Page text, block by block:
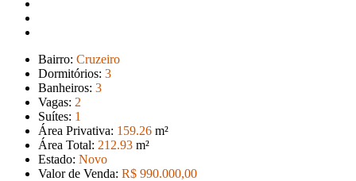
Bairro: Cruzeiro
Dormitórios: 3
Banheiros: 3
Vagas: 2
Suítes: 1
Área Privativa: 159.26 m²
Área Total: 212.93 m²
Estado: Novo
Valor de Venda: R$ 990.000,00